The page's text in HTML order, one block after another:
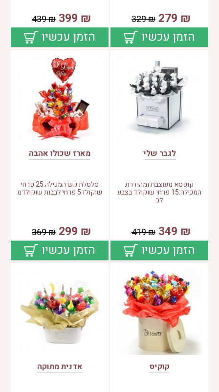
₪
279
₪
329
הזמן עכשיו
₪
399
₪
439
הזמן עכשיו
לגבר שלי
קופסא מעוצבת ומהודרת
המכילה:15 פרחי שוקולד בצבע
לב
₪
349
₪
419
הזמן עכשיו
מארז שכולו אהבה
סלסלת קש המכילה:25 פרחי
שוקולד5 פרחי לבבות שוקולדמ
₪
299
₪
369
הזמן עכשיו
קוקיס אדנית מתוקה